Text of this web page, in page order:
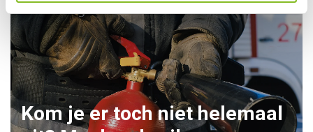
Kom je er toch niet helemaal